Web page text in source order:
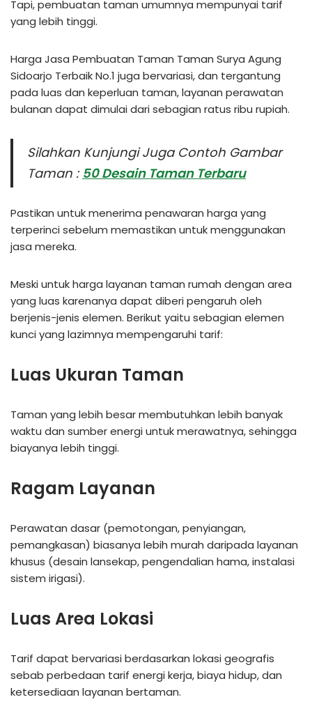
Tapi, pembuatan taman umumnya mempunyai tarif
yang lebih tinggi.
Harga Jasa Pembuatan Taman Taman Surya Agung
Sidoarjo Terbaik No.1 juga bervariasi, dan tergantung
pada luas dan keperluan taman, layanan perawatan
bulanan dapat dimulai dari sebagian ratus ribu rupiah.
Silahkan Kunjungi Juga Contoh Gambar
Taman : 50 Desain Taman Terbaru
Pastikan untuk menerima penawaran harga yang
terperinci sebelum memastikan untuk menggunakan
jasa mereka.
Meski untuk harga layanan taman rumah dengan area
yang luas karenanya dapat diberi pengaruh oleh
berjenis-jenis elemen. Berikut yaitu sebagian elemen
kunci yang lazimnya mempengaruhi tarif:
Luas Ukuran Taman
Taman yang lebih besar membutuhkan lebih banyak
waktu dan sumber energi untuk merawatnya, sehingga
biayanya lebih tinggi.
Ragam Layanan
Perawatan dasar (pemotongan, penyiangan,
pemangkasan) biasanya lebih murah daripada layanan
khusus (desain lansekap, pengendalian hama, instalasi
sistem irigasi).
Luas Area Lokasi
Tarif dapat bervariasi berdasarkan lokasi geografis
sebab perbedaan tarif energi kerja, biaya hidup, dan
ketersediaan layanan bertaman.